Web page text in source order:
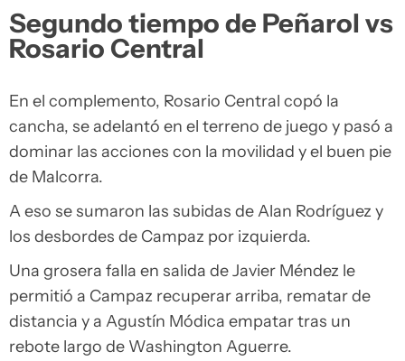
Segundo tiempo de Peñarol vs
Rosario Central
En el complemento, Rosario Central copó la
cancha, se adelantó en el terreno de juego y pasó a
dominar las acciones con la movilidad y el buen pie
de Malcorra.
A eso se sumaron las subidas de Alan Rodríguez y
los desbordes de Campaz por izquierda.
Una grosera falla en salida de Javier Méndez le
permitió a Campaz recuperar arriba, rematar de
distancia y a Agustín Módica empatar tras un
rebote largo de Washington Aguerre.